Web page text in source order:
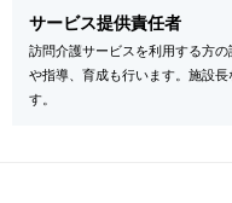
サービス提供責任者
訪問介護サービスを利用する方
や指導、育成も行います。施設
す。